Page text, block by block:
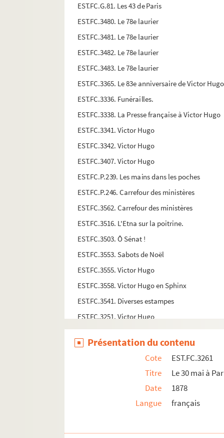
EST.FC.G.81. Les 43 de Paris
EST.FC.3480. Le 78e laurier
EST.FC.3481. Le 78e laurier
EST.FC.3482. Le 78e laurier
EST.FC.3483. Le 78e laurier
EST.FC.3365. Le 83e anniversaire de Victor
EST.FC.3336. Funérailles.
EST.FC.3338. La Presse française à Victor Hugo
EST.FC.3341. Victor Hugo
EST.FC.3342. Victor Hugo
EST.FC.3407. Victor Hugo
EST.FC.P.239. Les mains dans les poches
EST.FC.P.246. Carrefour des ministères
EST.FC.3562. Carrefour des ministères
EST.FC.3516. L'Etna sur la poitrine.
EST.FC.3503. Ô Sénat !
EST.FC.3553. Sabots de Noël
EST.FC.3555. Victor Hugo
EST.FC.3558. Victor Hugo en Sphinx
EST.FC.3541. Diverses estampes
EST.FC.3251. Victor Hugo
EST.FC.3252. Victor Hugo
EST.FC.3096. (M.Victor Hugo.)
EST.FC.3110. Victor Hugo
EST.FC.3098. Victor Hugo
EST.FC.3257. Les petits-enfants de Victor Hugo
EST.FC.3277. La mort de Victor Hugo
Présentation du contenu
Cote
EST.FC.3261
Titre
Le 30 mai à
Date
1878
Langue
français